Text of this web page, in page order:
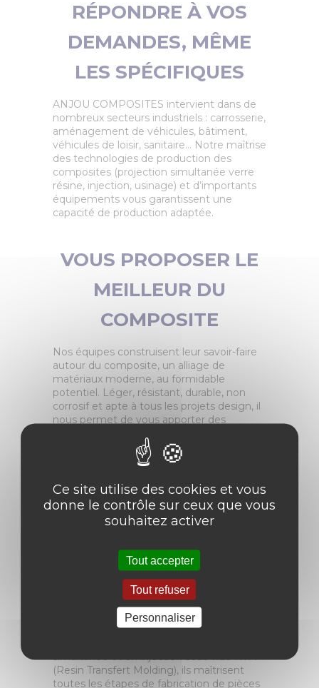
RÉPONDRE À VOS
DEMANDES, MÊME
LES SPÉCIFIQUES
ANJOU COMPOSITES intervient dans de
nombreux secteurs industriels : carrosserie,
aménagement de véhicules, bâtiment,
véhicules de loisir, sanitaire… Notre maîtrise
des technologies de production des
composites (projection simultanée verre
résine, injection, usinage) et d’importants
équipements vous garantissent une
capacité de production adaptée.
VOUS PROPOSER LE
MEILLEUR DU
COMPOSITE
Nos équipes construisent leur savoir-faire
autour du composite, un alliage de
matériaux moderne, au formidable
potentiel. Léger, résistant, durable, non
corrosif et apte à tous les projets design, il
nous permet de vous apporter des
VOUS FAIRE
BÉNÉFICIER D’UN
FAIT LA DIFFÉRENCE
Nos équipes sont reconnues pour leur
savoir-faire et leur connaissance des
procédés composites
simultanée et en injection sous vide RTM
(Resin Transfert Molding), ils maîtrisent
toutes les étapes de fabrication de pièces
Ce site utilise des cookies et vous
donne le contrôle sur ceux que vous
souhaitez activer
Tout accepter
Tout refuser
Personnaliser